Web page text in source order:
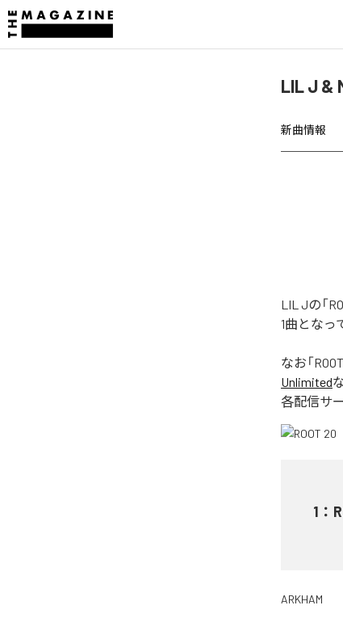
LIL J &
新曲情報
LIL Jの「
1曲となっ
なお「
Unlimited
各配信サ
1 ：
ARKHAM